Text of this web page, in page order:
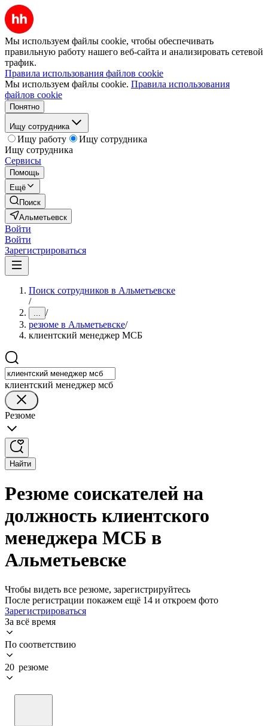
Мы используем файлы cookie, чтобы обеспечивать
правильную работу нашего веб-сайта и анализировать сетевой
трафик.
Правила использования файлов cookie
Мы используем файлы cookie. Правила использования
файлов cookie
Понятно
Ищу сотрудника
Ищу работу
Ищу сотрудника
Ищу сотрудника
Сервисы
Помощь
Ещё
Поиск
Альметьевск
Войти
Войти
Зарегистрироваться
Поиск сотрудников в Альметьевске
/
... /
резюме в Альметьевске/
клиентский менеджер МСБ
клиентский менеджер мсб
Резюме
Найти
Резюме соискателей на
должность клиентского
менеджера МСБ в
Альметьевске
Чтобы видеть все резюме, зарегистрируйтесь
После регистрации покажем ещё 14 и откроем фото
Зарегистрироваться
За всё время
По соответствию
20 резюме